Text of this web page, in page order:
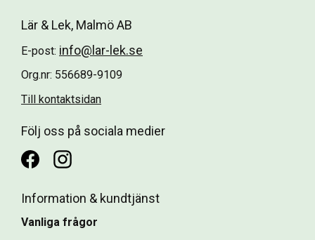
Lär & Lek, Malmö AB
E-post: info@lar-lek.se
Org.nr: 556689-9109
Till kontaktsidan
Följ oss på sociala medier
Information & kundtjänst
Vanliga frågor